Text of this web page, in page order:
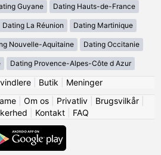
Guyane Dating Hauts-de-France
Dating La Réunion Dating Martinique
Nouvelle-Aquitaine Dating Occitanie
Dating Provence-Alpes-Côte d Azur
| Butik
Meninger
| Om os| Privatliv| Brugsvilkår|
Kontakt| FAQ